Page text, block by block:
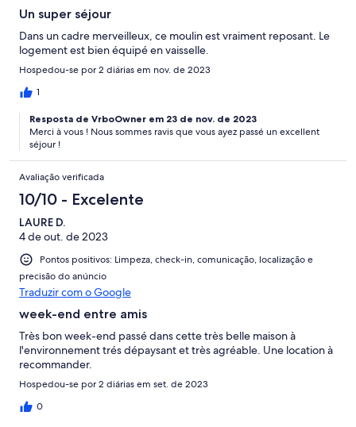
Un super séjour
Dans un cadre merveilleux, ce moulin est vraiment reposant. Le
logement est bien équipé en vaisselle.
Hospedou-se por 2 diárias em nov. de 2023
1
Resposta de VrboOwner em 23 de nov. de 2023
Merci à vous ! Nous sommes ravis que vous ayez passé un excellent
séjour !
Avaliação verificada
10/10 - Excelente
LAURE D.
4 de out. de 2023
Pontos positivos: Limpeza, check-in, comunicação, localização e
precisão do anúncio
Traduzir com o Google
week-end entre amis
Très bon week-end passé dans cette très belle maison à
l'environnement trés dépaysant et très agréable. Une location à
recommander.
Hospedou-se por 2 diárias em set. de 2023
0